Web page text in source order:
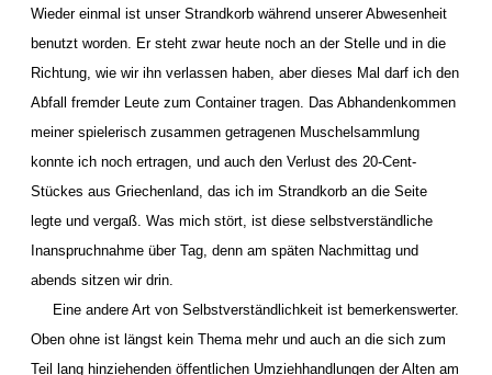
Wieder einmal ist unser Strandkorb während unserer Abwesenheit
benutzt worden. Er steht zwar heute noch an der Stelle und in die
Richtung, wie wir ihn verlassen haben, aber dieses Mal darf ich den
Abfall fremder Leute zum Container tragen. Das Abhandenkommen
meiner spielerisch zusammen getragenen Muschelsammlung
konnte ich noch ertragen, und auch den Verlust des 20-Cent-
Stückes aus Griechenland, das ich im Strandkorb an die Seite
legte und vergaß. Was mich stört, ist diese selbstverständliche
Inanspruchnahme über Tag, denn am späten Nachmittag und
abends sitzen wir drin.
Eine andere Art von Selbstverständlichkeit ist bemerkenswerter.
Oben ohne ist längst kein Thema mehr und auch an die sich zum
Teil lang hinziehenden öffentlichen Umziehhandlungen der Alten am